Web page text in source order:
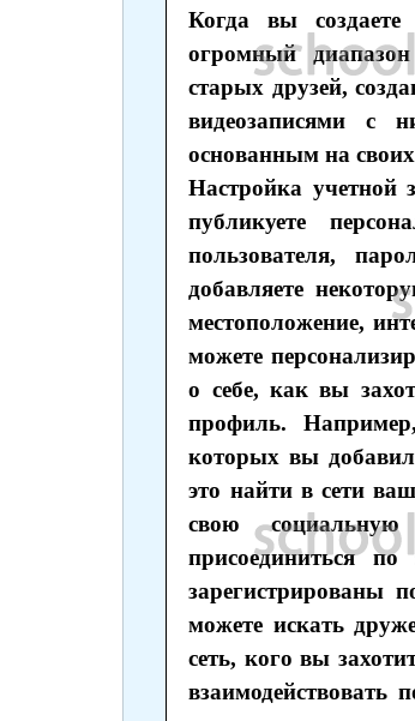
Когда вы
огромный
старых друзей,
видеозаписями с
основанным на
Настройка учетной
публикуете
пользователя,
добавляете
местоположение,
можете
о себе, как вы
профиль.
которых вы
это найти в сети
свою
присоединиться
зарегистрированы
можете искать
сеть, кого вы